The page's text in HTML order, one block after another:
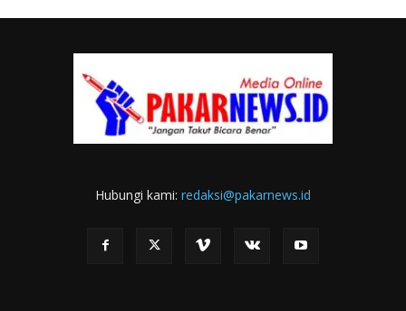
Hubungi kami: redaksi@pakarnews.id